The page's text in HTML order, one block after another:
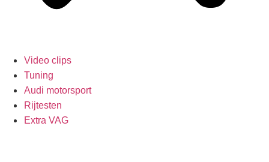
Video clips
Tuning
Audi motorsport
Rijtesten
Extra VAG